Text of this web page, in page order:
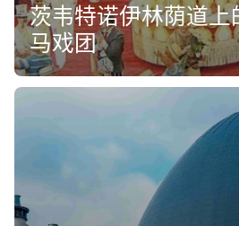
茨韦特诺伊林荫道上
马戏团